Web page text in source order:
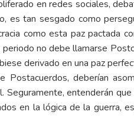
en redes sociales,
es tan sesgado como
como esta paz pactada
no debe llamarse
derivado en una paz
Postacuerdos, deberían
Seguramente, entenderán
en la lógica de la guerra,